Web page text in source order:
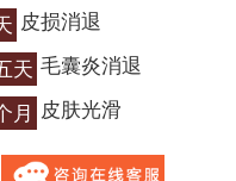
皮损消退
天 毛囊炎消退
月 皮肤光滑